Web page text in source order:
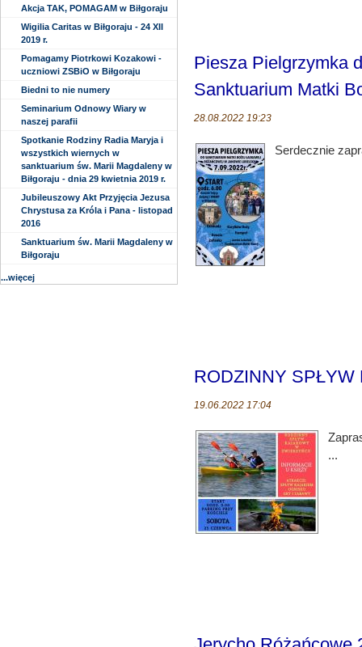
Akcja TAK, POMAGAM w Biłgoraju
Wigilia Caritas w Biłgoraju - 24 XII
2019 r.
Pomagamy Piotrkowi Kozakowi -
uczniowi ZSBiO w Biłgoraju
Biedni to nie numery
Seminarium Odnowy Wiary w
naszej parafii
Spotkanie Rodziny Radia Maryja i
wszystkich wiernych w
sanktuarium św. Marii Magdaleny w
Biłgoraju - dnia 29 kwietnia 2019 r.
Jubileuszowy Akt Przyjęcia Jezusa
Chrystusa za Króla i Pana - listopad
2016
Sanktuarium św. Marii Magdaleny w
Biłgoraju
...więcej
Piesza Pielgrzymka
Sanktuarium Matki
28.08.2022 19:23
Serdecznie
RODZINNY
19.06.2022 17:04
...